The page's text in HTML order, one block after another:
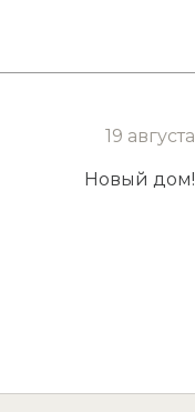
19 августа
Новый дом!